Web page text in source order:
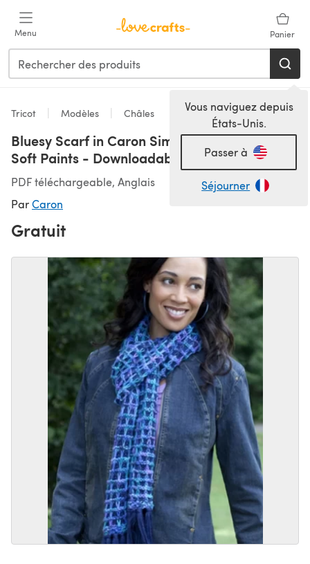
Menu Panier
Vous naviguez depuis
États-Unis.
Passer à
Séjourner
Tricot Modèles Châles
Bluesy Scarf in Caron Simply Soft and Simply
Soft Paints - Downloadable PDF
PDF téléchargeable, Anglais
ParCaron
Gratuit